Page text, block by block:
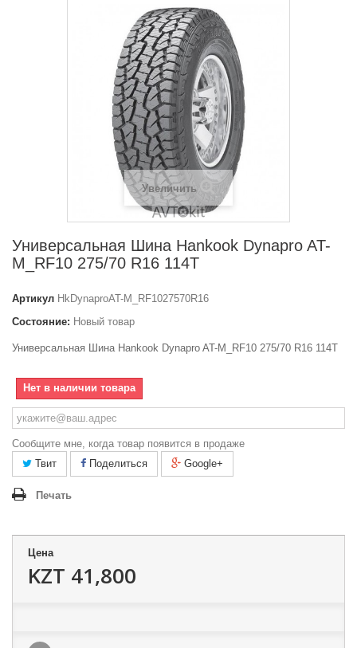
Увеличить
Универсальная Шина Hankook Dynapro AT-
M_RF10 275/70 R16 114T
Артикул HkDynaproAT-M_RF1027570R16
Состояние: Новый товар
Универсальная Шина Hankook Dynapro AT-M_RF10 275/70 R16 114T
Нет в наличии товара
Сообщите мне, когда товар появится в продаже
Твит
Поделиться Google+
Печать
Цена
KZT 41,800